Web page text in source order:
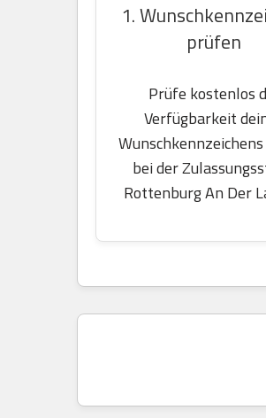
1.
prüfen
Prüfe kostenlos
Verfügbarkeit
bei der
Rottenburg An Der